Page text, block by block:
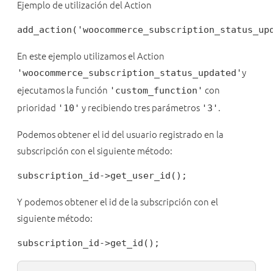
Ejemplo de utilización del Action
En este ejemplo utilizamos el Action
'woocommerce_subscription_status_updated'y
ejecutamos la función 'custom_function' con
prioridad '10' y recibiendo tres parámetros '3' .
Podemos obtener el id del usuario registrado en la
subscripción con el siguiente método:
subscription_id->get_user_id();
Y podemos obtener el id de la subscripción con el
siguiente método:
subscription_id->get_id();